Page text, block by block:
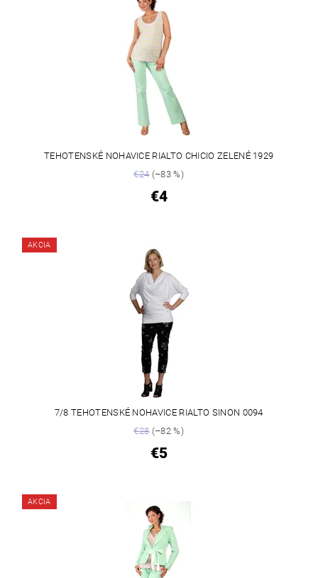
TEHOTENSKÉ NOHAVICE RIALTO CHICIO ZELENÉ 1929
€24(–83 %)
€4
AKCIA
7/8 TEHOTENSKÉ NOHAVICE RIALTO SINON 0094
€28(–82 %)
€5
AKCIA